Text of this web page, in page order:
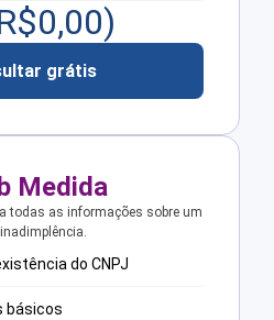
0,00)
grátis
Medida
todas as informações sobre um
do CNPJ
básicos